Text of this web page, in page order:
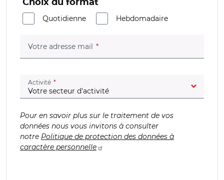
Choix du format
Quotidienne
Hebdomadaire
Votre adresse mail (champ obligatoire)
Activité (champ obligatoire)
Pour en savoir plus sur le traitement de vos
données nous vous invitons à consulter
notre Politique de protection des données à
caractère personnelle